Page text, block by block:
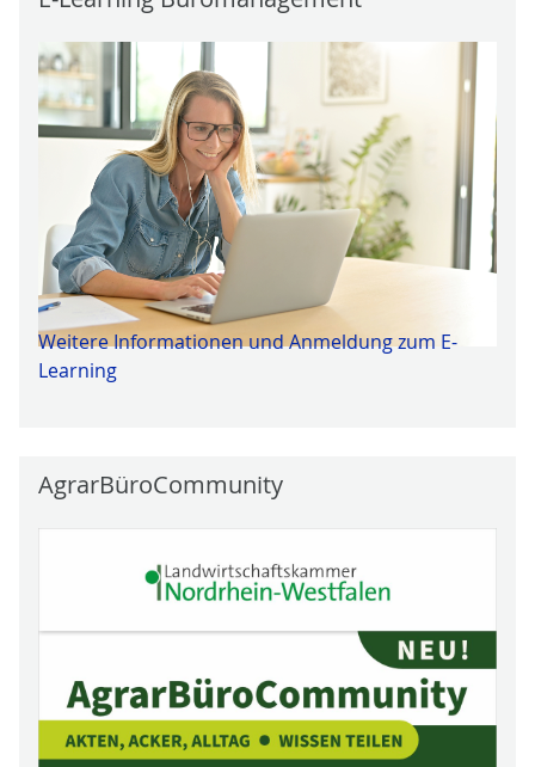
Weitere Informationen und Anmeldung zum E-
Learning
AgrarBüroCommunity